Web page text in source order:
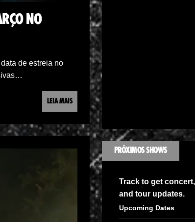
NO
de estreia no
LEIA MAIS
PRÓXIMOS SHOWS
Trackto get
and tour updates.
Upcoming Dates